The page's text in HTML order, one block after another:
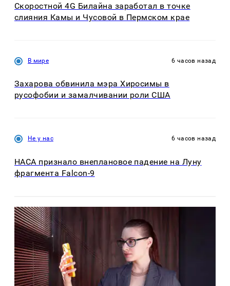
Скоростной 4G Билайна заработал в точке
слияния Камы и Чусовой в Пермском крае
В мире 6 часов назад
Захарова обвинила мэра Хиросимы в
русофобии и замалчивании роли США
Не у нас 6 часов назад
НАСА признало внеплановое падение на Луну
фрагмента Falcon-9